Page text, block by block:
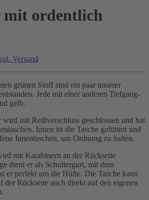
mit ordentlich
Versand
grünen Stoff sind ein paar unserer
Jede mit einer anderen Tiefgang-
gelb.
mit Reißverschluss geschlossen und hat
Innen ist die Tasche gefüttert und
Innentaschen, um Ordnung zu halten.
mit Karabinern an der Rückseite
dient er als Schultergurt, mit dem
er perfekt um die Hüfte. Die Tasche kann
der Rückseite auch direkt auf den eigenen